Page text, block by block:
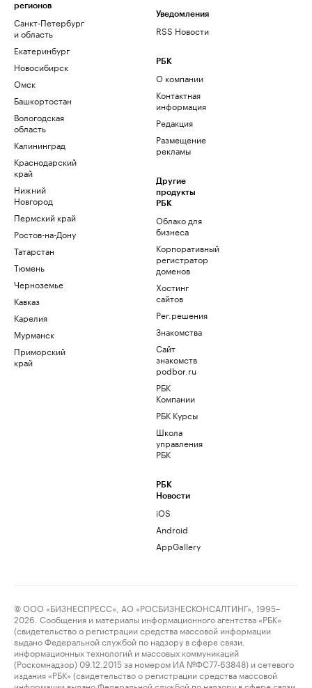
регионов
Санкт-Петербург
и область
Екатеринбург
Новосибирск
Омск
Башкортостан
Вологодская
область
Калининград
Краснодарский
край
Нижний
Новгород
Пермский край
Ростов-на-Дону
Татарстан
Тюмень
Черноземье
Кавказ
Карелия
Мурманск
Приморский
край
Уведомления
RSS Новости
РБК
О компании
Контактная
информация
Редакция
Размещение
рекламы
Другие
продукты
РБК
Облако для
бизнеса
Корпоративный
регистратор
доменов
Хостинг
сайтов
Рег.решения
Знакомства
Сайт
знакомств
podbor.ru
РБК
Компании
РБК Курсы
Школа
управления
РБК
РБК
Новости
iOS
Android
AppGallery
© ООО «БИЗНЕСПРЕСС», АО «РОСБИЗНЕСКОНСАЛТИНГ», 1995–
2026. Сообщения и материалы информационного агентства «РБК»
(свидетельство о регистрации средства массовой информации
выдано Федеральной службой по надзору в сфере связи,
информационных технологий и массовых коммуникаций
(Роскомнадзор) 09.12.2015 за номером ИА №ФС77-63848) и сетевого
издания «РБК» (свидетельство о регистрации средства массовой